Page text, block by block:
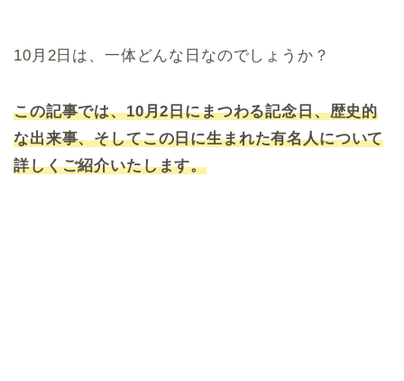
10月2日は、一体どんな日なのでしょうか？
この記事では、10月2日にまつわる記念日、歴史的
な出来事、そしてこの日に生まれた有名人について
詳しくご紹介いたします。